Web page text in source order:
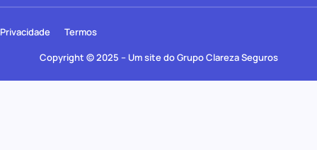
Copyright © 2025 – Um site do Grupo Clareza Seguros
Privacidade Termos